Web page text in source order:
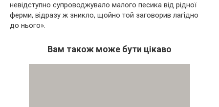
невідступно супроводжувало малого песика від рідної
ферми, відразу ж зникло, щойно той заговорив лагідно
до нього».
Вам також може бути цікаво